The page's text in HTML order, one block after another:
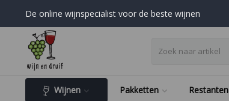
De online wijnspecialist voor de beste wijnen
Wijnen Pakketten Restanten